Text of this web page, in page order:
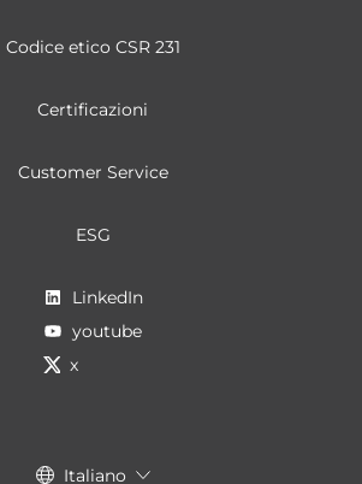
Codice etico CSR 231
Certificazioni
Customer Service
ESG
LinkedIn
youtube
x
Italiano